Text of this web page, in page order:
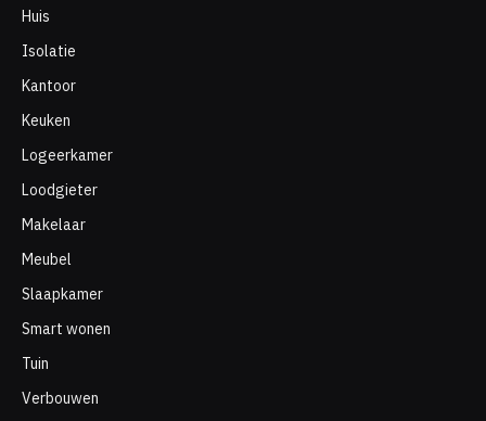
Huis
Isolatie
Kantoor
Keuken
Logeerkamer
Loodgieter
Makelaar
Meubel
Slaapkamer
Smart wonen
Tuin
Verbouwen